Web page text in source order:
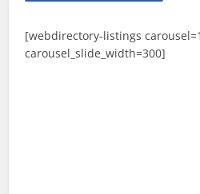
[webdirectory-listings
carousel_slide_width=300]